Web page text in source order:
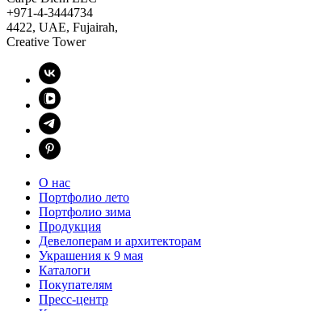
+971-4-3444734
4422, UAE, Fujairah,
Creative Tower
О нас
Портфолио лето
Портфолио зима
Продукция
Девелоперам и архитекторам
Украшения к 9 мая
Каталоги
Покупателям
Пресс-центр